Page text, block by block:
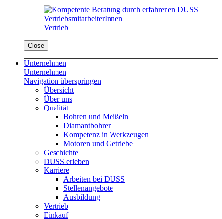
Vertrieb
Close
Unternehmen
Unternehmen
Navigation überspringen
Übersicht
Über uns
Qualität
Bohren und Meißeln
Diamantbohren
Kompetenz in Werkzeugen
Motoren und Getriebe
Geschichte
DUSS erleben
Karriere
Arbeiten bei DUSS
Stellenangebote
Ausbildung
Vertrieb
Einkauf